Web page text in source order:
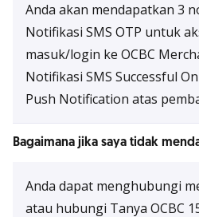
Anda akan mendapatkan 3
Notifikasi SMS OTP untuk
masuk/login ke OCBC
Notifikasi SMS Successful
Push Notification atas
Bagaimana jika saya tidak
Anda dapat menghubungi
atau hubungi Tanya OCBC